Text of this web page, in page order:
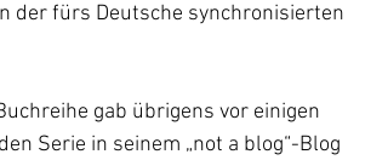
der fürs Deutsche synchronisierten
gab übrigens vor einigen
Serie in seinem „not a blog“-Blog